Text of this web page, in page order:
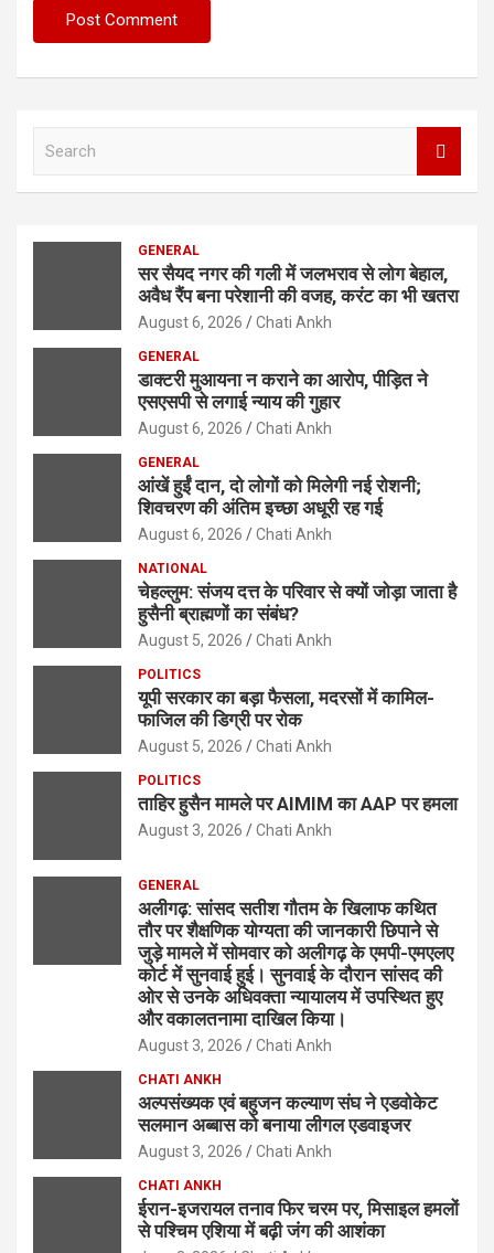
GENERAL
सर सैयद नगर की गली में जलभराव से लोग बेहाल,
अवैध रैंप बना परेशानी की वजह, करंट का भी खतरा
August 6, 2026 Chati Ankh
GENERAL
डाक्टरी मुआयना न कराने का आरोप, पीड़ित ने
एसएसपी से लगाई न्याय की गुहार
August 6, 2026 Chati Ankh
GENERAL
आंखें हुईं दान, दो लोगों को मिलेगी नई रोशनी;
शिवचरण की अंतिम इच्छा अधूरी रह गई
August 6, 2026 Chati Ankh
NATIONAL
चेहल्लुम: संजय दत्त के परिवार से क्यों जोड़ा जाता है
हुसैनी ब्राह्मणों का संबंध?
August 5, 2026 Chati Ankh
POLITICS
यूपी सरकार का बड़ा फैसला, मदरसों में कामिल-
फाजिल की डिग्री पर रोक
August 5, 2026 Chati Ankh
POLITICS
ताहिर हुसैन मामले पर AIMIM का AAP पर हमला
August 3, 2026 Chati Ankh
GENERAL
अलीगढ़: सांसद सतीश गौतम के खिलाफ कथित
तौर पर शैक्षणिक योग्यता की जानकारी छिपाने से
जुड़े मामले में सोमवार को अलीगढ़ के एमपी-एमएलए
कोर्ट में सुनवाई हुई। सुनवाई के दौरान सांसद की
ओर से उनके अधिवक्ता न्यायालय में उपस्थित हुए
और वकालतनामा दाखिल किया।
August 3, 2026 Chati Ankh
CHATI ANKH
अल्पसंख्यक एवं बहुजन कल्याण संघ ने एडवोकेट
सलमान अब्बास को बनाया लीगल एडवाइजर
August 3, 2026 Chati Ankh
CHATI ANKH
ईरान-इजरायल तनाव फिर चरम पर, मिसाइल हमलों
से पश्चिम एशिया में बढ़ी जंग की आशंका